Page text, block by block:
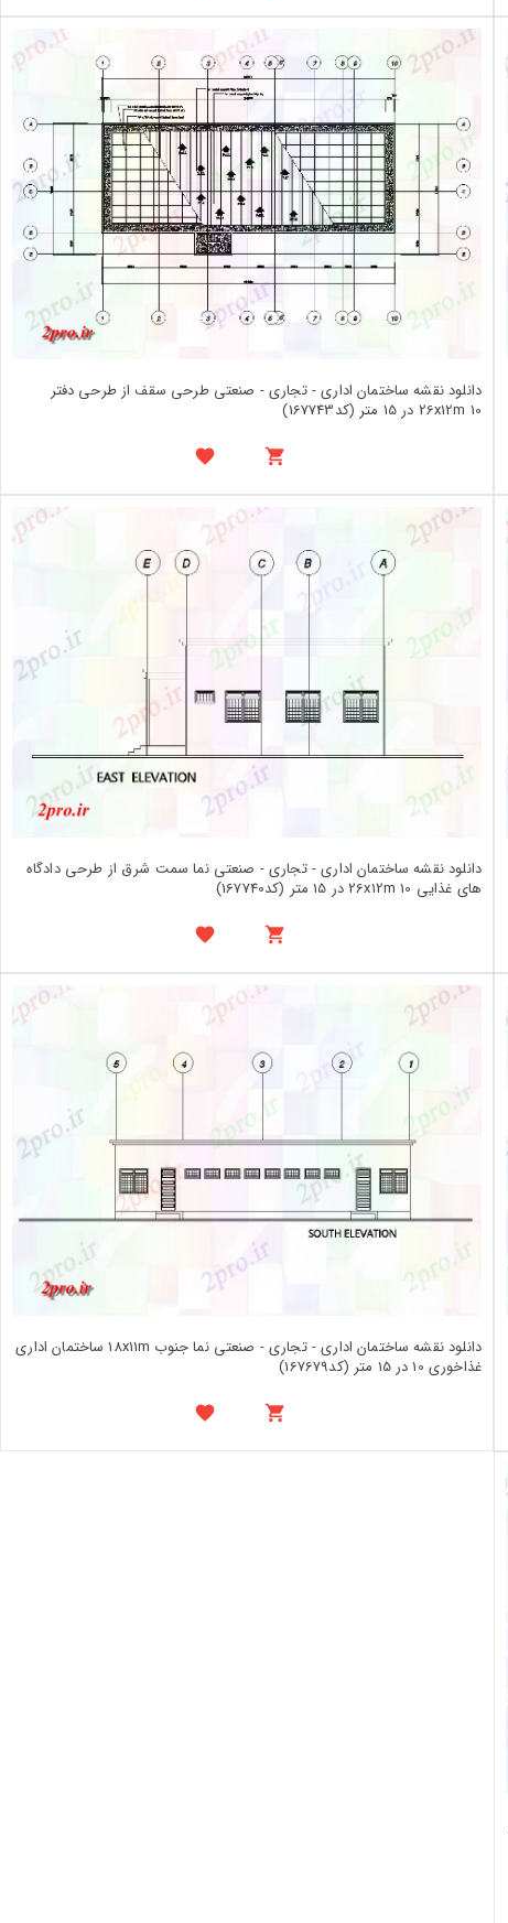
دانلود نقشه ساختمان اداری - تجاری - صنعتی طرحی سقف از طرحی دفتر
26x12m 10 در 15 متر (کد167743)
دانلود نقشه ساختمان اداری - تجاری - صنعتی نما سمت شرق از طرحی دادگاه
های غذایی 26x12m 10 در 15 متر (کد167740)
دانلود نقشه ساختمان اداری - تجاری - صنعتی نما جنوب 18x11m ساختمان اداری
غذاخوری 10 در 15 متر (کد167679)